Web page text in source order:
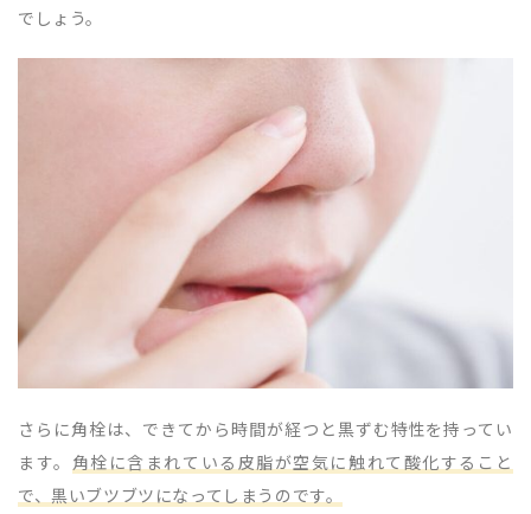
でしょう。
さらに角栓は、できてから時間が経つと黒ずむ特性を持ってい
ます。 角栓に含まれている皮脂が空気に触れて酸化すること
で、黒いブツブツになってしまうのです。